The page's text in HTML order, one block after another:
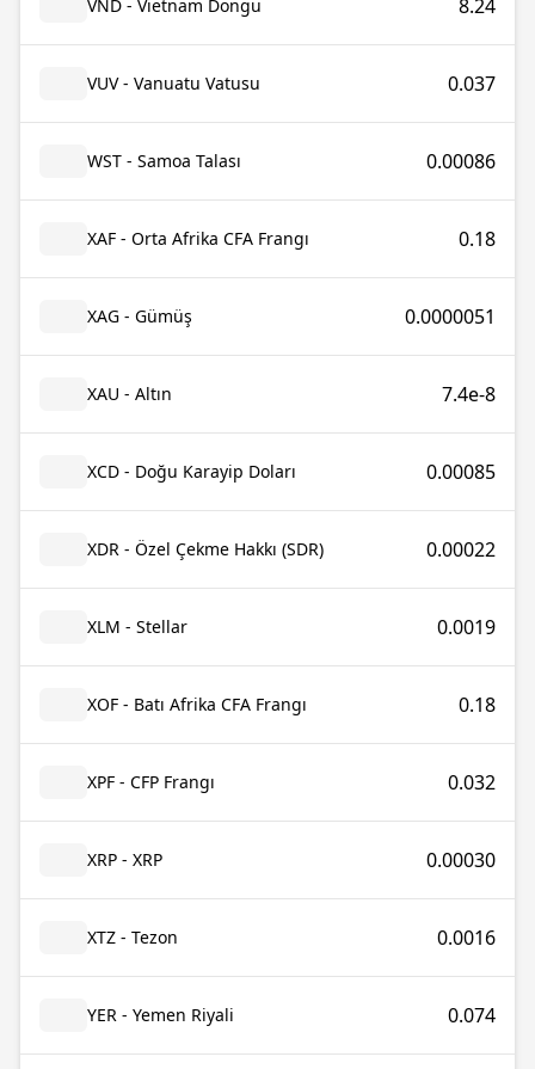
VND - Vietnam Dongu 8.24
VUV - Vanuatu Vatusu 0.037
WST - Samoa Talası 0.00086
XAF - Orta Afrika CFA Frangı 0.18
XAG - Gümüş 0.0000051
XAU - Altın 7.4e-8
XCD - Doğu Karayip Doları 0.00085
XDR - Özel Çekme Hakkı (SDR) 0.00022
XLM - Stellar 0.0019
XOF - Batı Afrika CFA Frangı 0.18
XPF - CFP Frangı 0.032
XRP - XRP 0.00030
XTZ - Tezon 0.0016
YER - Yemen Riyali 0.074